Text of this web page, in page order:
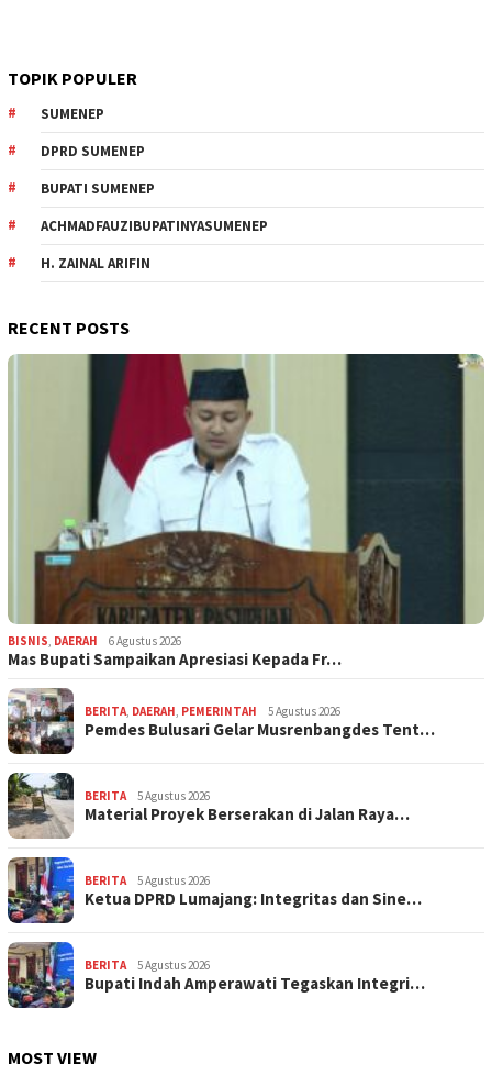
TOPIK POPULER
SUMENEP
DPRD SUMENEP
BUPATI SUMENEP
ACHMADFAUZIBUPATINYASUMENEP
H. ZAINAL ARIFIN
RECENT POSTS
BISNIS, DAERAH 6 Agustus 2026
Mas Bupati Sampaikan Apresiasi Kepada Fr…
BERITA, DAERAH, PEMERINTAH 5 Agustus 2026
Pemdes Bulusari Gelar Musrenbangdes Tent…
BERITA 5 Agustus 2026
Material Proyek Berserakan di Jalan Raya…
BERITA 5 Agustus 2026
Ketua DPRD Lumajang: Integritas dan Sine…
BERITA 5 Agustus 2026
Bupati Indah Amperawati Tegaskan Integri…
MOST VIEW